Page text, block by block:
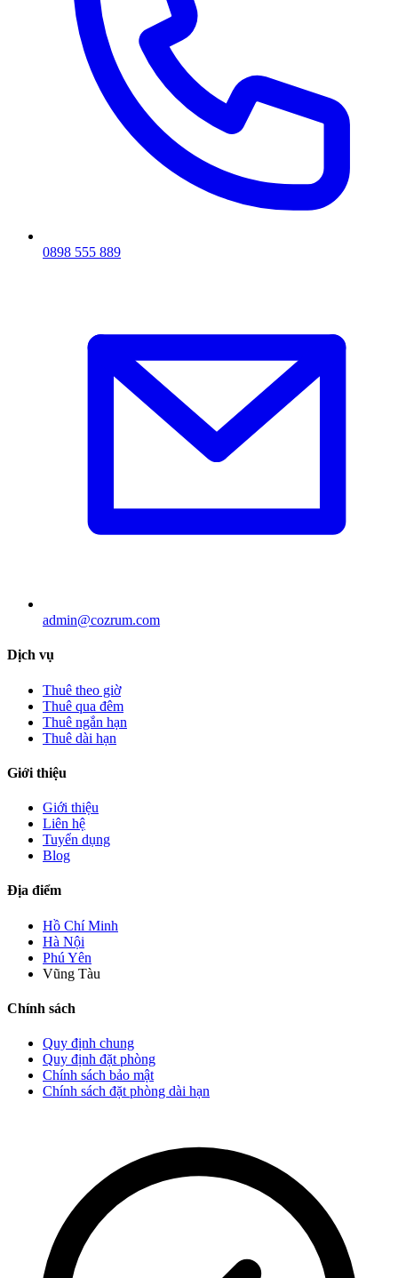
0898 555 889
admin@cozrum.com
Dịch vụ
Thuê theo giờ
Thuê qua đêm
Thuê ngắn hạn
Thuê dài hạn
Giới thiệu
Giới thiệu
Liên hệ
Tuyển dụng
Blog
Địa điểm
Hồ Chí Minh
Hà Nội
Phú Yên
Vũng Tàu
Chính sách
Quy định chung
Quy định đặt phòng
Chính sách bảo mật
Chính sách đặt phòng dài hạn